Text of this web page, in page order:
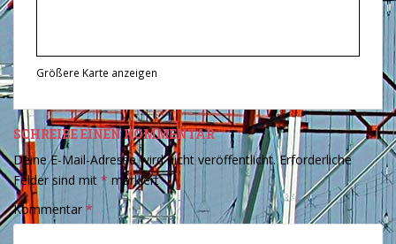
Größere Karte anzeigen
SCHREIBE EINEN KOMMENTAR
Deine E-Mail-Adresse wird nicht veröffentlicht. Erforderliche
Felder sind mit * markiert
Kommentar *